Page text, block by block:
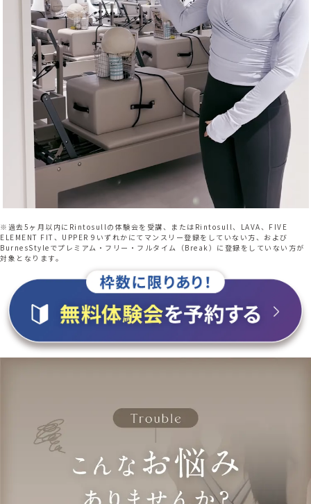
※過去5ヶ月以内にRintosullの体験会を受講、またはRintosull、LAVA、FIVE
ELEMENT FIT、UPPER 9いずれかにてマンスリー登録をしていない方、および
BurnesStyleでプレミアム・フリー・フルタイム（Break）に登録をしていない方が
対象となります。